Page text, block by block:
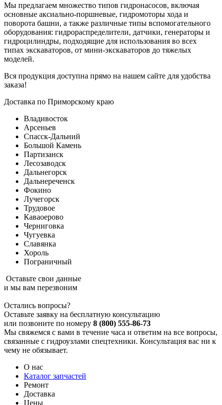
Мы предлагаем множество типов гидронасосов, включая
основные аксиально-поршневые, гидромоторы хода и
поворота башни, а также различные типы вспомогательного
оборудования: гидрораспределители, датчики, генераторы и
гидроцилиндры, подходящие для использования во всех
типах экскаваторов, от мини-экскаваторов до тяжелых
моделей.
Вся продукция доступна прямо на нашем сайте для удобства
заказа!
Доставка по Приморскому краю
Владивосток
Арсеньев
Спасск-Дальний
Большой Камень
Партизанск
Лесозаводск
Дальнегорск
Дальнереченск
Фокино
Лучегорск
Трудовое
Каваоерово
Черниговка
Чугуевка
Славянка
Хороль
Пограничный
Оставьте свои данные
и мы вам перезвоним
Остались вопросы?
Оставьте заявку на бесплатную консультацию
или позвоните по номеру 8 (800) 555-86-73
Мы свяжемся с вами в течение часа и ответим на все вопросы,
связанные с гидроузлами спецтехники. Консультация вас ни к
чему не обязывает.
О нас
Каталог запчастей
Ремонт
Доставка
Цены